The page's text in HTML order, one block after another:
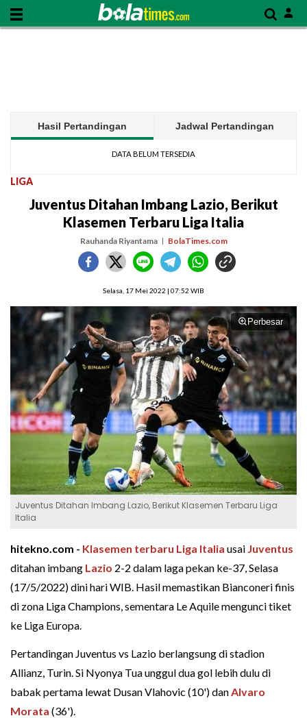
Hasil Pertandingan Jadwal Pertandingan
DATA BELUM TERSEDIA
LIGA
Juventus Ditahan Imbang Lazio, Berikut
Klasemen Terbaru Liga Italia
Rauhanda Riyantama BolaTimes.com
Selasa, 17 Mei 2022 | 07:52 WIB
Perbesar
Juventus Ditahan Imbang Lazio, Berikut Klasemen Terbaru Liga
Italia
hitekno.com - Klasemen terbaru Liga Italia usai Juventus
ditahan imbang Lazio 2-2 dalam laga pekan ke-37, Selasa
(17/5/2022) dini hari WIB. Hasil memastikan Bianconeri finis
di zona Liga Champions, sementara Le Aquile mengunci tiket
ke Liga Europa.
Pertandingan Juventus vs Lazio berlangsung di stadion
Allianz, Turin. Si Nyonya Tua unggul dua gol lebih dulu di
babak pertama lewat Dusan Vlahovic (10') danAlvaro
Morata (36').